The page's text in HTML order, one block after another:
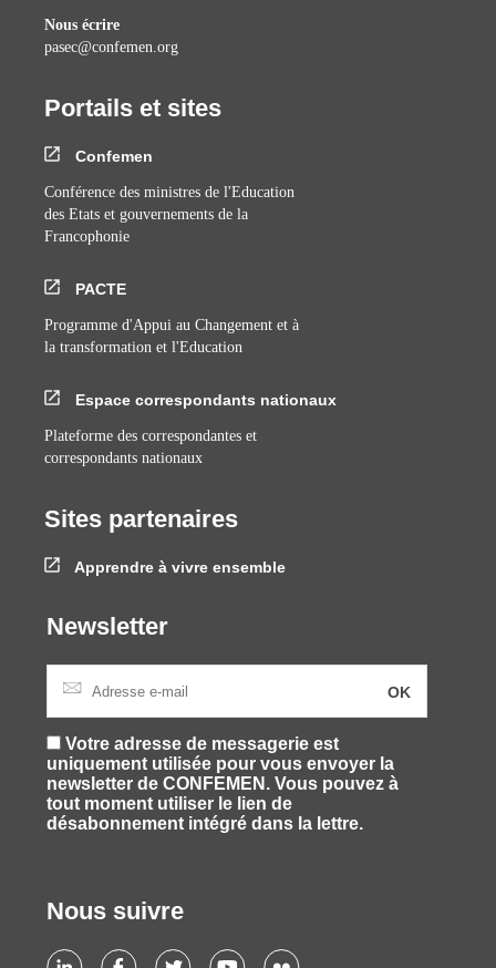
Nous écrire
pasec@confemen.org
Portails et sites
Confemen
Conférence des ministres de l'Education
des Etats et gouvernements de la
Francophonie
PACTE
Programme d'Appui au Changement et à
la transformation et l'Education
Espace correspondants nationaux
Plateforme des correspondantes et
correspondants nationaux
Sites partenaires
Apprendre à vivre ensemble
Newsletter
Votre adresse de messagerie est
uniquement utilisée pour vous envoyer la
newsletter de CONFEMEN. Vous pouvez à
tout moment utiliser le lien de
désabonnement intégré dans la lettre.
Nous suivre